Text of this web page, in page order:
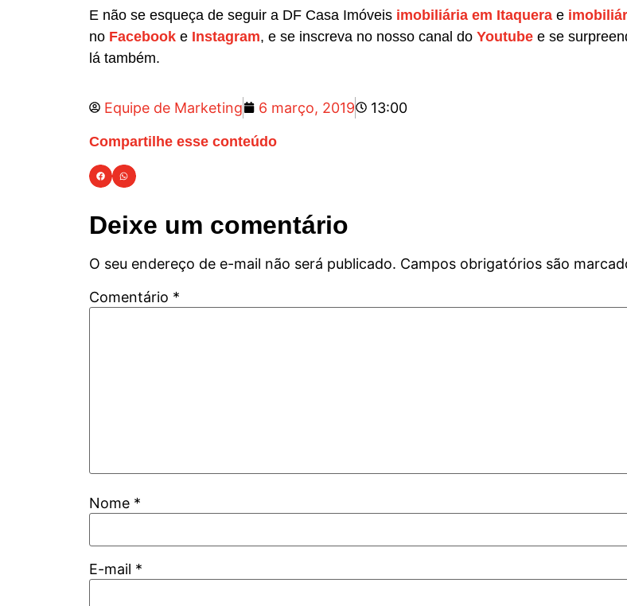
E não se esqueça de seguir a DF Casa Imóveis imobiliária em Itaquera e
no Facebook e Instagram, e se inscreva no nosso canal do Youtube e se
lá também.
Equipe de Marketing 6 março, 2019 13:00
Compartilhe esse conteúdo
Deixe um comentário
O seu endereço de e-mail não será publicado. Campos obrigatórios são
Comentário *
Nome *
E-mail *